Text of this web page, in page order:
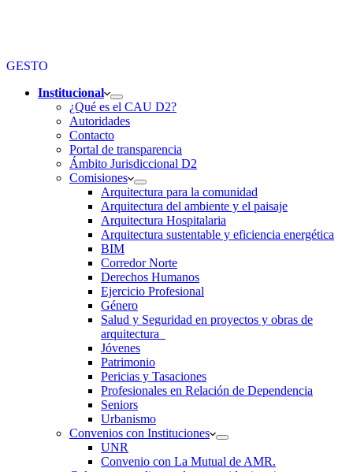
GESTO
Institucional
¿Qué es el CAU D2?
Autoridades
Contacto
Portal de transparencia
Ámbito Jurisdiccional D2
Comisiones
Arquitectura para la comunidad
Arquitectura del ambiente y el paisaje
Arquitectura Hospitalaria
Arquitectura sustentable y eficiencia energética
BIM
Corredor Norte
Derechos Humanos
Ejercicio Profesional
Género
Salud y Seguridad en proyectos y obras de
arquitectura
Jóvenes
Patrimonio
Pericias y Tasaciones
Profesionales en Relación de Dependencia
Seniors
Urbanismo
Convenios con Instituciones
UNR
Convenio con La Mutual de AMR.